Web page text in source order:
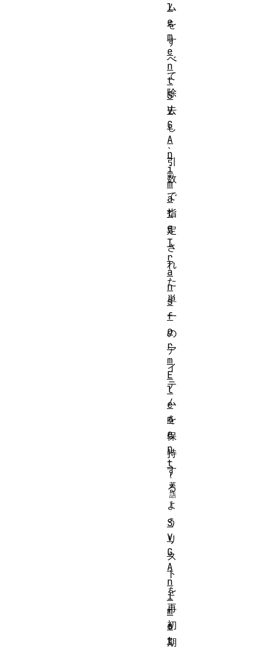
ム
を
す
べ
て
除
去
し
、
引
数
で
指
定
さ
れ
た
単
一
の
ア
イ
テ
ム
を
保
持
す
る
よ
う
リ
ス
ト
を
再
初
期
l
e
m
e
n
t
S
V
G
A
n
i
m
a
t
e
T
r
a
n
s
f
o
r
m
E
l
e
m
e
n
t
S
V
G
A
n
i
m
a
t